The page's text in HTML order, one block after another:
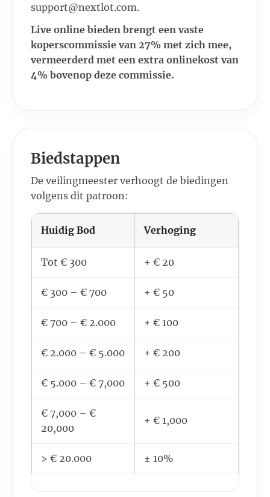
support@nextlot.com.
Live online bieden brengt een vaste
koperscommissie van 27% met zich mee,
vermeerderd met een extra onlinekost van
4% bovenop deze commissie.
Biedstappen
De veilingmeester verhoogt de biedingen
volgens dit patroon:
Huidig Bod Verhoging
Tot € 300 + € 20
€ 300 – € 700 + € 50
€ 700 – € 2.000 + € 100
€ 2.000 – € 5.000 + € 200
€ 5.000 – € 7,000 + € 500
€ 7,000 – €
20,000
+ € 1,000
> € 20.000 ± 10%